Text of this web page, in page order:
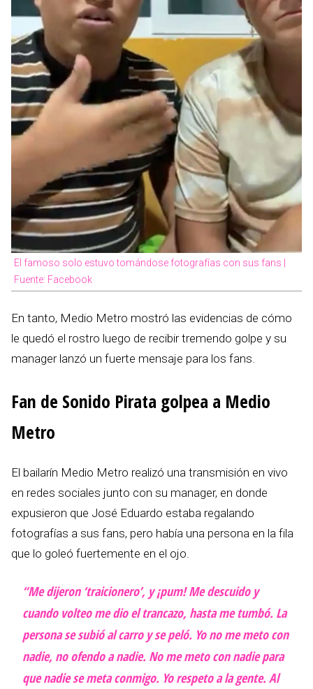
El famoso solo estuvo tomándose fotografías con sus fans |
Fuente: Facebook
En tanto, Medio Metro mostró las evidencias de cómo
le quedó el rostro luego de recibir tremendo golpe y su
manager lanzó un fuerte mensaje para los fans.
Fan de Sonido Pirata golpea a Medio
Metro
El bailarín Medio Metro realizó una transmisión en vivo
en redes sociales junto con su manager, en donde
expusieron que José Eduardo estaba regalando
fotografías a sus fans, pero había una persona en la fila
que lo goleó fuertemente en el ojo.
“Me dijeron ‘traicionero’, y ¡pum! Me descuido y
cuando volteo me dio el trancazo, hasta me tumbó. La
persona se subió al carro y se peló. Yo no me meto con
nadie, no ofendo a nadie. No me meto con nadie para
que nadie se meta conmigo. Yo respeto a la gente. Al